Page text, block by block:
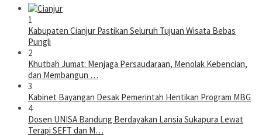
1
Kabupaten Cianjur Pastikan Seluruh Tujuan Wisata Bebas
Pungli
2
Khutbah Jumat: Menjaga Persaudaraan, Menolak Kebencian,
dan Membangun …
3
Kabinet Bayangan Desak Pemerintah Hentikan Program MBG
4
Dosen UNISA Bandung Berdayakan Lansia Sukapura Lewat
Terapi SEFT dan M…